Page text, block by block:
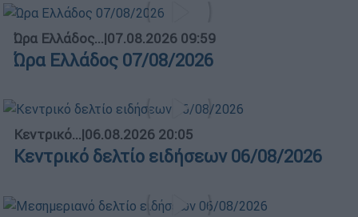
Ώρα Ελλάδος...|07.08.2026 09:59
Ώρα Ελλάδος 07/08/2026
Κεντρικό...|06.08.2026 20:05
Κεντρικό δελτίο ειδήσεων 06/08/2026